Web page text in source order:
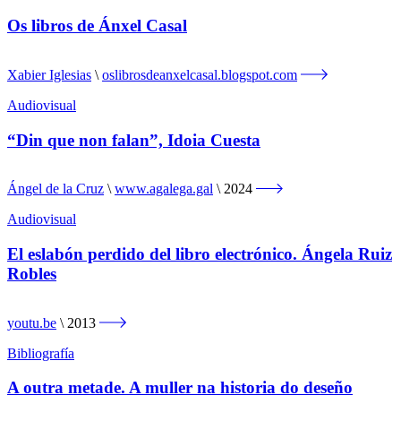
Os libros de Ánxel Casal
Xabier Iglesias
oslibrosdeanxelcasal.blogspot.com
Audiovisual
“Din que non falan”, Idoia Cuesta
Ángel de la Cruz www.agalega.gal
2024
Audiovisual
El eslabón perdido del libro electrónico. Ángela Ruiz
Robles
youtu.be
2013
Bibliografía
A outra metade. A muller na historia do deseño